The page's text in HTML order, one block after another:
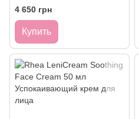
Увлажняющий Крем 50ml
4 650 грн
Купить